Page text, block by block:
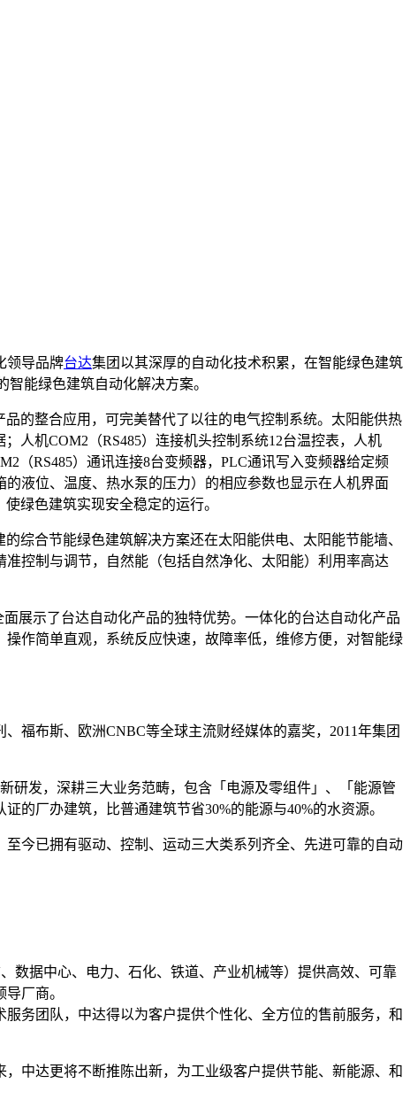
领导品牌台达集团以其深厚的自动化技术积累，在智能绿色建筑
能绿色建筑自动化解决方案。
的整合应用，可完美替代了以往的电气控制系统。太阳能供热
人机COM2（RS485）连接机头控制系统12台温控表，人机
（RS485）通讯连接8台变频器，PLC通讯写入变频器给定频
液位、温度、热水泵的压力）的相应参数也显示在人机界面
绿色建筑实现安全稳定的运行。
综合节能绿色建筑解决方案还在太阳能供电、太阳能节能墙、
控制与调节，自然能（包括自然净化、太阳能）利用率高达
展示了台达自动化产品的独特优势。一体化的台达自动化产品
作简单直观，系统反应快速，故障率低，维修方便，对智能绿
福布斯、欧洲CNBC等全球主流财经媒体的嘉奖，2011年集团
研发，深耕三大业务范畴，包含「电源及零组件」、「能源管
的厂办建筑，比普通建筑节省30%的能源与40%的水资源。
今已拥有驱动、控制、运动三大类系列齐全、先进可靠的自动
数据中心、电力、石化、铁道、产业机械等）提供高效、可靠
厂商。
务团队，中达得以为客户提供个性化、全方位的售前服务，和
中达更将不断推陈出新，为工业级客户提供节能、新能源、和